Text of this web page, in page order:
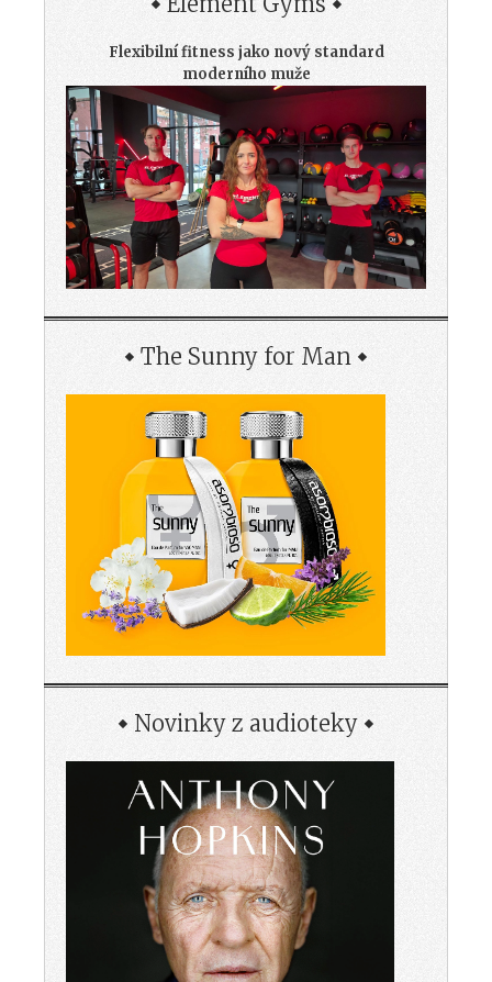
Flexibilní fitness jako nový standard
moderního muže
The Sunny for Man
Novinky z audioteky